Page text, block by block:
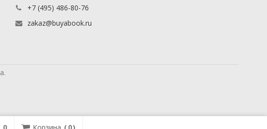
+7 (495) 486-80-76
zakaz@buyabook.ru